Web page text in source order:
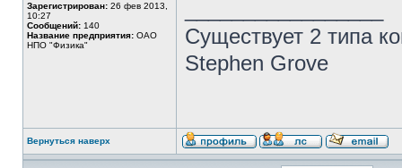
Зарегистрирован: 26 фев 2013,
10:27
Сообщений: 140
Название предприятия: ОАО
НПО "Физика"
Существует 2 типа
Stephen Grove
Вернуться наверх